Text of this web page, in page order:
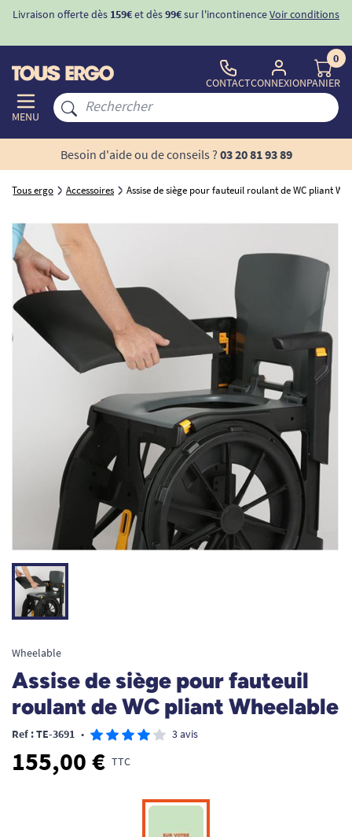
Livraison offerte dès159€et dès99€sur l'incontinenceVoir conditions
MENU
CONTACTCONNEXION
0
PANIER
Besoin d'aide ou de conseils ? 03 20 81 93 89
Tous ergo Accessoires Assise de siège pour fauteuil roulant de WC pliant
Wheelable
Assise de siège pour fauteuil
roulant de WC pliant Wheelable
Ref : TE-3691 • 3 avis
155,00 € TTC